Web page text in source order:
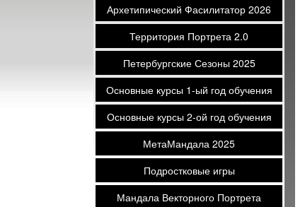
Архетипический Фасилитатор 2026
Территория Портрета 2.0
Петербургские Сезоны 2025
Основные курсы 1-ый год обучения
Основные курсы 2-ой год обучения
МетаМандала 2025
Подростковые игры
Мандала Векторного Портрета